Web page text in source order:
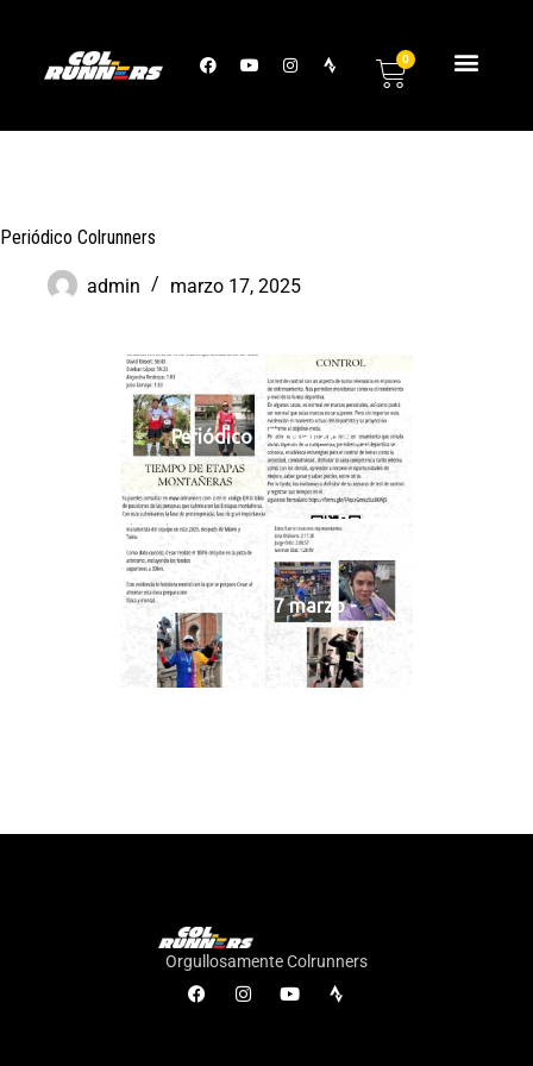
0
Periódico Colrunners
admin marzo 17, 2025
Periódico 17 marzo -1
Periódico 17 marzo -
Orgullosamente Colrunners